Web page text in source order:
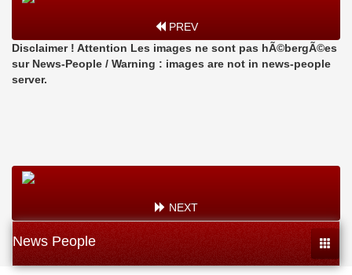
PREV
Disclaimer ! Attention Les images ne sont pas hÃ©bergÃ©es
sur News-People / Warning : images are not in news-people
server.
NEXT
News People